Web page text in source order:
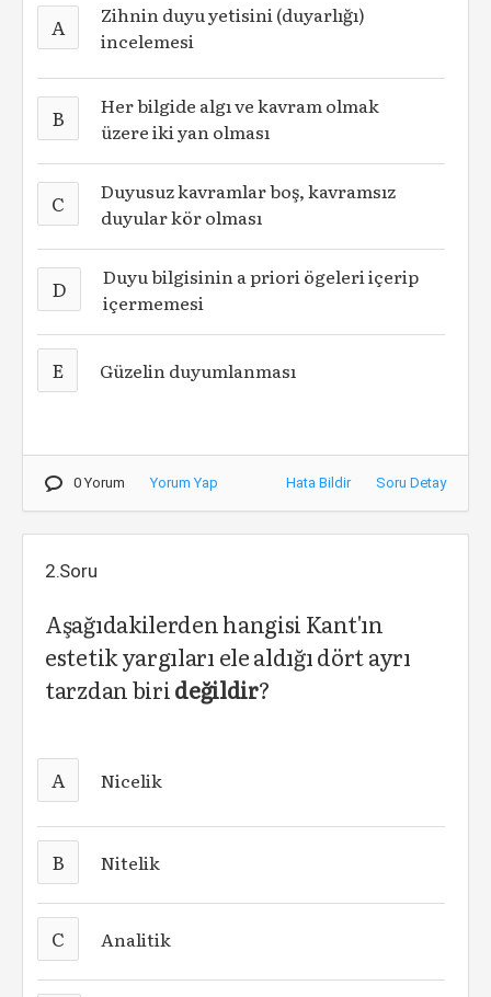
A
Zihnin duyu yetisini (duyarlığı)
incelemesi
B
Her bilgide algı ve kavram olmak
üzere iki yan olması
C
Duyusuz kavramlar boş, kavramsız
duyular kör olması
D
Duyu bilgisinin a priori ögeleri içerip
içermemesi
E Güzelin duyumlanması
0 Yorum Yorum Yap Hata Bildir Soru Detay
2.Soru
Aşağıdakilerden hangisi Kant'ın
estetik yargıları ele aldığı dört ayrı
tarzdan birideğildir?
A Nicelik
B Nitelik
C Analitik